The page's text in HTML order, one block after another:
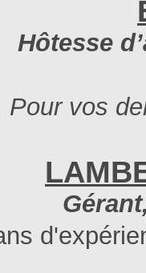
Hôtesse
Pour vos